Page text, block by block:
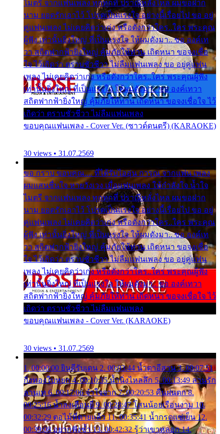
ไมตรี จากแฟนเพลง ทุกทุกที่ ปราณีหลั่งไหล ผมขอฝาก
นาม ยอดรักเอาไว้ โปรดเป็นแรงใจ อย่างนี้เรื่อยไป ขอ อยู่
คู่แฟนเพลง ไม่เคยคิดว่าเก่ง หรือดังกว่าใคร..ใคร พระคุณ
ผู้ฟัง เท่านั้นยิ่งใหญ่ ที่เป็นแรงใจ ให้ผมดังมา.. ขอ องค์เท
วา สถิตฟากฟ้ายิ่งใหญ่ คุ้มภัยให้ท่าน เถิดหนา ขอจงเชื่อ
ใจ ไว้เถิดว่า ตราบชั่วชีวา ไม่ลืมแฟนเพลง ขอ อยู่คู่แฟน
เพลง ไม่เคยคิดว่าเก่ง หรือดังกว่าใคร..ใคร พระคุณผู้ฟัง
เท่านั้นยิ่งใหญ่ ที่เป็นแรงใจ ให้ผมดังมา.. ขอ องค์เทวา
สถิตฟากฟ้ายิ่งใหญ่ คุ้มภัยให้ท่าน เถิดหนา ขอจงเชื่อใจ ไว้
เถิดว่า ตราบชั่วชีวา ไม่ลืมแฟนเพลง
ขอบคุณแฟนเพลง - Cover Ver. (ซาวด์ดนตรี) (KARAOKE)
30 views • 31.07.2569
ขอ กราบ ขอบคุณ.... ที่ได้รับไออุ่น การุณ จากแฟน เพลง
ผมแสนชื่นใจ หายวังเวง เมื่อแฟนเพลง ให้กำลังใจ น้ำใจ
ไมตรี จากแฟนเพลง ทุกทุกที่ ปราณีหลั่งไหล ผมขอฝาก
นาม ยอดรักเอาไว้ โปรดเป็นแรงใจ อย่างนี้เรื่อยไป ขอ อยู่
คู่แฟนเพลง ไม่เคยคิดว่าเก่ง หรือดังกว่าใคร..ใคร พระคุณ
ผู้ฟัง เท่านั้นยิ่งใหญ่ ที่เป็นแรงใจ ให้ผมดังมา.. ขอ องค์เท
วา สถิตฟากฟ้ายิ่งใหญ่ คุ้มภัยให้ท่าน เถิดหนา ขอจงเชื่อ
ใจ ไว้เถิดว่า ตราบชั่วชีวา ไม่ลืมแฟนเพลง ขอ อยู่คู่แฟน
เพลง ไม่เคยคิดว่าเก่ง หรือดังกว่าใคร..ใคร พระคุณผู้ฟัง
เท่านั้นยิ่งใหญ่ ที่เป็นแรงใจ ให้ผมดังมา.. ขอ องค์เทวา
สถิตฟากฟ้ายิ่งใหญ่ คุ้มภัยให้ท่าน เถิดหนา ขอจงเชื่อใจ ไว้
เถิดว่า ตราบชั่วชีวา ไม่ลืมแฟนเพลง
ขอบคุณแฟนเพลง - Cover Ver. (KARAOKE)
30 views • 31.07.2569
1. 00:00:00 ยินดีรับเดน 2. 00:03:44 น้ำตาอีสาน 3. 00:07:51
กิ่งทองใบหยก 4. 00:10:35 น้ำนิ่งไหลลึก 5. 00:13:49 ลานรัก
ลานเท 6. 00:17:06 จำใจจาก 7. 00:20:53 คืนฝนตก 8.
00:25:16 น้ำลงเดือนยี่ 9. 00:28:47 โสนน้อยเรือนงาม 10.
00:32:29 ตอไม้ที่ตายแล้ว 11. 00:35:41 น้ำกรดแช่เย็น 12.
00:39:08 อยากฟังซ้ำ 13. 00:42:32 รู้ว่าเขาหลอก 14.